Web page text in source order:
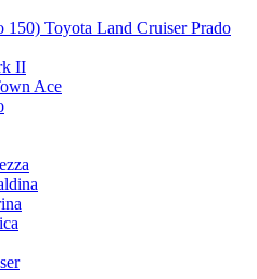
Toyota Land Cruiser Prado
II
Ace